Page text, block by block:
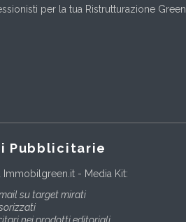
per la tua Ristrutturazione Green
Pubblicitarie
Immobilgreen.it - Media Kit:
su target mirati